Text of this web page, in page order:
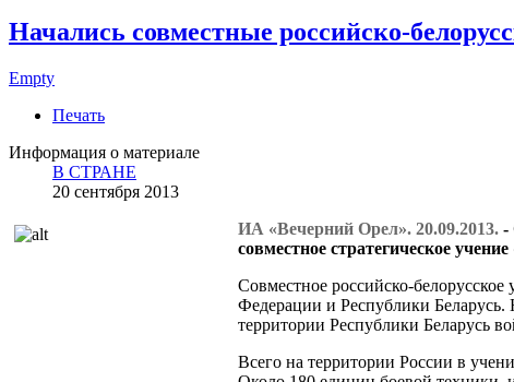
Начались совместные российско-
Empty
Печать
Информация о материале
В СТРАНЕ
20 сентября 2013
ИА «Вечерний Орел». 20.09.2013. -
совместное стратегическое
Совместное российско-
Федерации и Республики
территории Республики Беларусь
Всего на территории России в